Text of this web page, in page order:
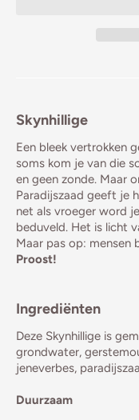
Skynhillige
Een bleek vertrokken
soms kom je van die
en geen zonde. Maar
Paradijszaad geeft je
net als vroeger word
beduveld. Het is licht
Maar pas op: mensen
Proost!
Ingrediënten
Deze Skynhillige is
grondwater,
jeneverbes,
Duurzaam